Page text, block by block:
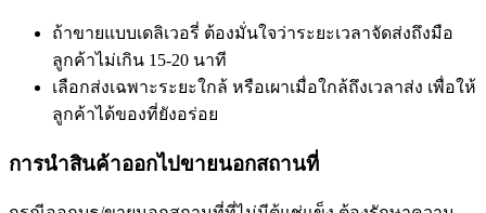
ถ้าขายแบบเดลิเวอรี่ ต้องมั่นใจว่าระยะเวลาจัดส่งถึงมือ
ลูกค้าไม่เกิน 15-20 นาที
เลือกส่งเฉพาะระยะใกล้ หรือเผาเมื่อใกล้ถึงเวลาส่ง เพื่อให้
ลูกค้าได้ของที่ยังอร่อย
การนำสินค้าออกไปขายนอกสถานที่